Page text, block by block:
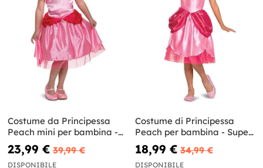
Costume da Principessa
Peach mini per bambina -
Super Mario Bros
23,99 € 39,99 €
DISPONIBILE
Costume di Principessa
Peach per bambina - Super
Mario Bros
18,99 € 34,99 €
DISPONIBILE